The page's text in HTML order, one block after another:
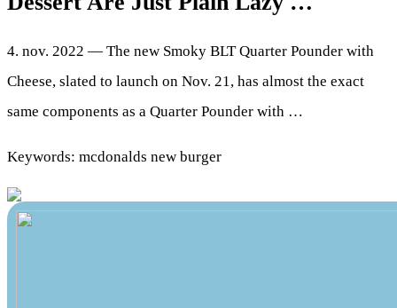
4. nov. 2022 — The new Smoky BLT Quarter Pounder with
Cheese, slated to launch on Nov. 21, has almost the exact
same components as a Quarter Pounder with …
Keywords: mcdonalds new burger